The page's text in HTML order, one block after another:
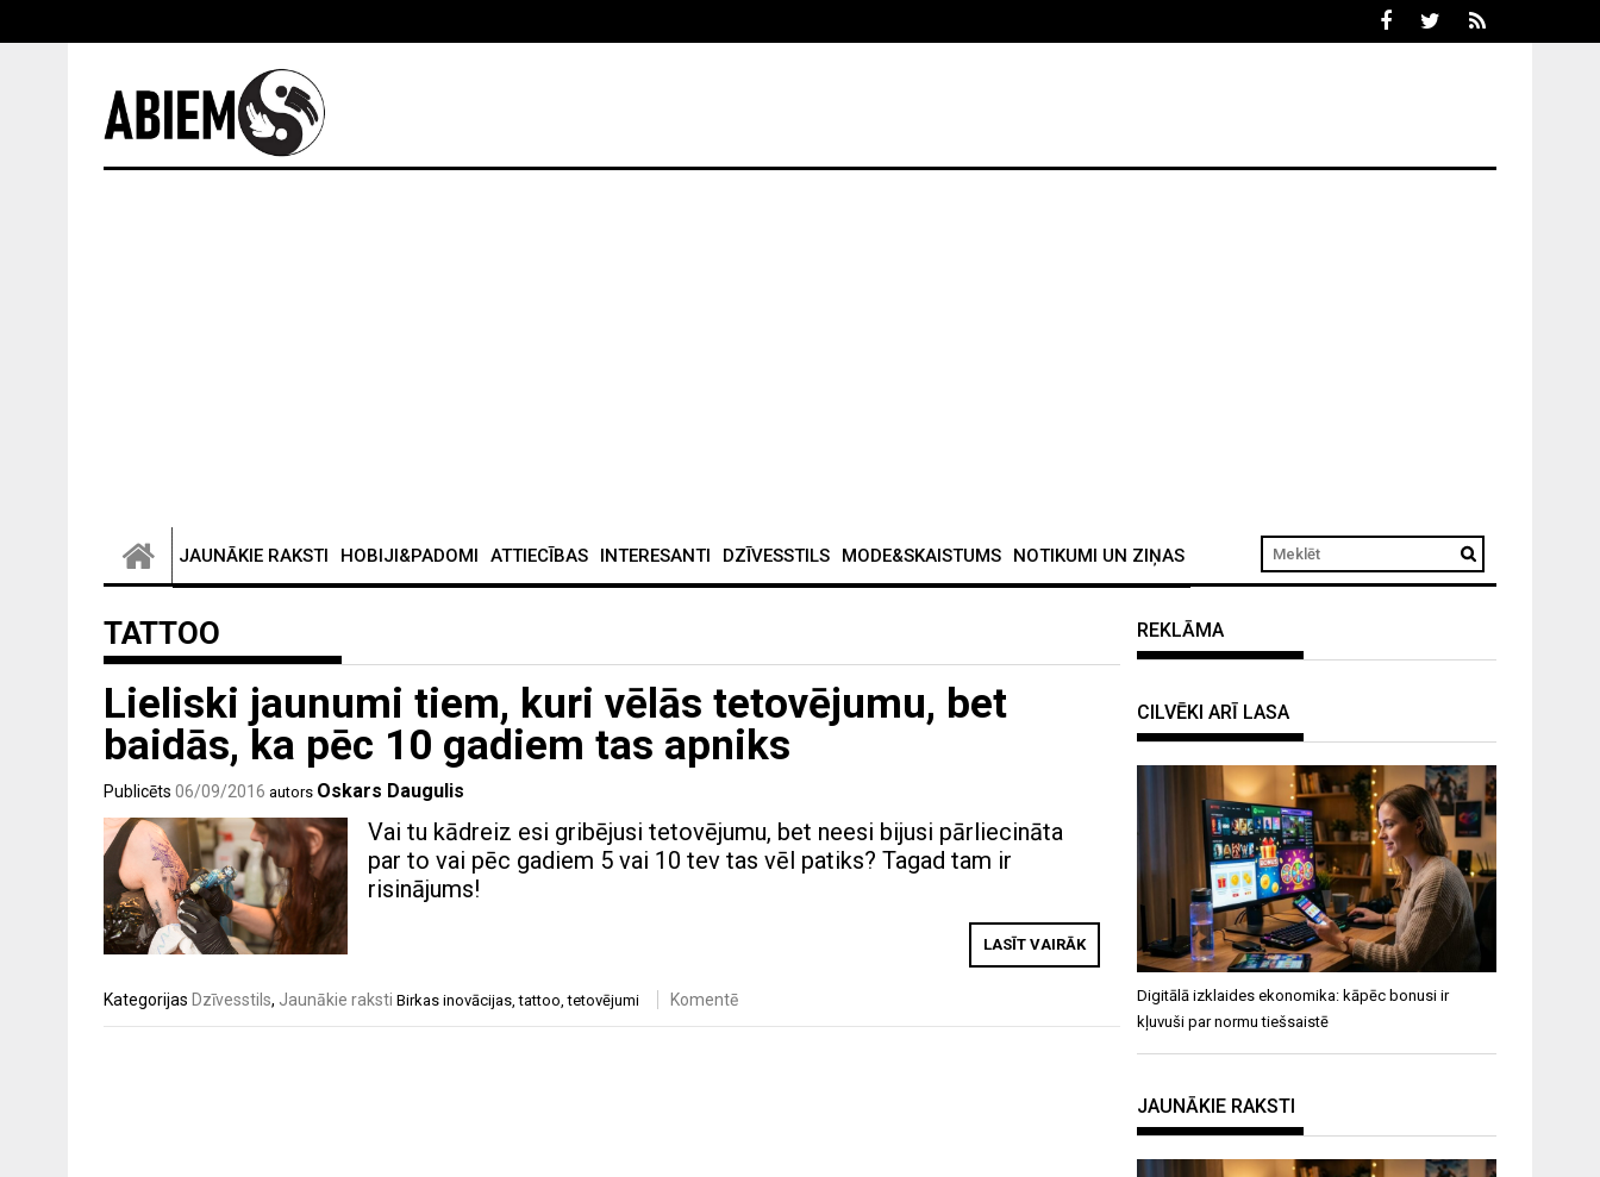
JAUNĀKIE RAKSTI HOBIJI&PADOMI ATTIECĪBAS INTERESANTI DZĪVESSTILS MODE&SKAISTUMS NOTIKUMI UN ZIŅAS
TATTOO
Lieliski jaunumi tiem, kuri vēlās tetovējumu, bet
baidās, ka pēc 10 gadiem tas apniks
Publicēts 06/09/2016 autors Oskars Daugulis
Vai tu kādreiz esi gribējusi tetovējumu, bet neesi bijusi pārliecināta
par to vai pēc gadiem 5 vai 10 tev tas vēl patiks? Tagad tam ir
risinājums!
LASĪT VAIRĀK
Kategorijas Dzīvesstils, Jaunākie raksti Birkas inovācijas,tattoo,tetovējumi Komentē
REKLĀMA
CILVĒKI ARĪ LASA
Digitālā izklaides ekonomika: kāpēc bonusi ir
kļuvuši par normu tiešsaistē
JAUNĀKIE RAKSTI